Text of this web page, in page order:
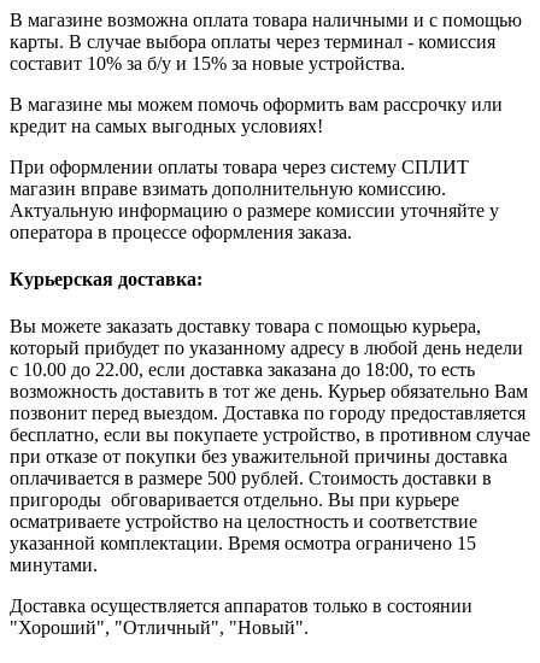
В магазине возможна оплата товара наличными и с помощью
карты. В случае выбора оплаты через терминал - комиссия
составит 10% за б/у и 15% за новые устройства.
В магазине мы можем помочь оформить вам рассрочку или
кредит на самых выгодных условиях!
При оформлении оплаты товара через систему СПЛИТ
магазин вправе взимать дополнительную комиссию.
Актуальную информацию о размере комиссии уточняйте у
оператора в процессе оформления заказа.
Курьерская доставка:
Вы можете заказать доставку товара с помощью курьера,
который прибудет по указанному адресу в любой день недели
с 10.00 до 22.00, если доставка заказана до 18:00, то есть
возможность доставить в тот же день. Курьер обязательно Вам
позвонит перед выездом. Доставка по городу предоставляется
бесплатно, если вы покупаете устройство, в противном случае
при отказе от покупки без уважительной причины доставка
оплачивается в размере 500 рублей. Стоимость доставки в
пригороды обговаривается отдельно. Вы при курьере
осматриваете устройство на целостность и соответствие
указанной комплектации. Время осмотра ограничено 15
минутами.
Доставка осуществляется аппаратов только в состоянии
"Хороший", "Отличный", "Новый".